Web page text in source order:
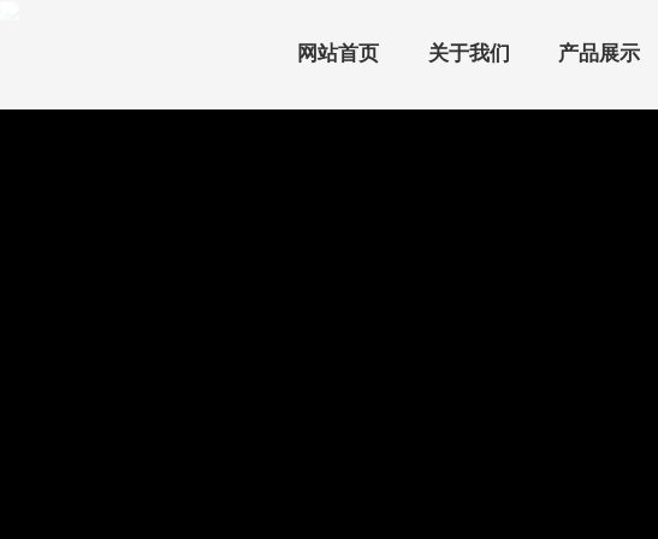
网站首页 关于我们 产品展示